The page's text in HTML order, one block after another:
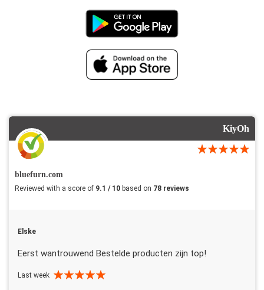
KiyOh
bluefurn.com
Reviewed with a score of 9.1 / 10 based on 78 reviews
Elske
Eerst wantrouwend Bestelde producten zijn top!
Last week